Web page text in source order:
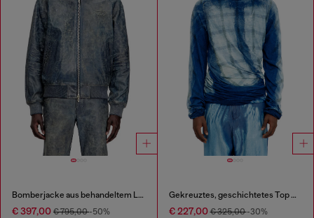
Bomberjacke aus behandeltem Leder
€ 397,00 € 795,00-50%
Gekreuztes, geschichtetes Top mit Röntgen-Effekt
€ 227,00€ 325,00-30%